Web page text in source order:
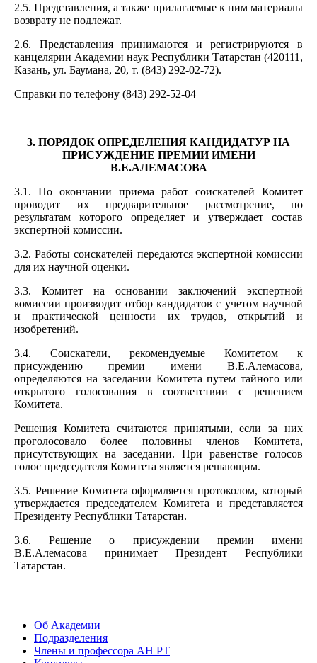
2.5. Представления, а также прилагаемые к ним материалы
возврату не подлежат.
2.6. Представления принимаются и регистрируются в
канцелярии Академии наук Республики Татарстан (420111,
Казань, ул. Баумана, 20, т. (843) 292-02-72).
Справки по телефону (843) 292-52-04
3. ПОРЯДОК ОПРЕДЕЛЕНИЯ КАНДИДАТУР НА
ПРИСУЖДЕНИЕ ПРЕМИИ ИМЕНИ
В.Е.АЛЕМАСОВА
3.1. По окончании приема работ соискателей Комитет
проводит их предварительное рассмотрение, по
результатам которого определяет и утверждает состав
экспертной комиссии.
3.2. Работы соискателей передаются экспертной комиссии
для их научной оценки.
3.3. Комитет на основании заключений экспертной
комиссии производит отбор кандидатов с учетом научной
и практической ценности их трудов, открытий и
изобретений.
3.4. Соискатели, рекомендуемые Комитетом к
присуждению премии имени В.Е.Алемасова,
определяются на заседании Комитета путем тайного или
открытого голосования в соответствии с решением
Комитета.
Решения Комитета считаются принятыми, если за них
проголосовало более половины членов Комитета,
присутствующих на заседании. При равенстве голосов
голос председателя Комитета является решающим.
3.5. Решение Комитета оформляется протоколом, который
утверждается председателем Комитета и представляется
Президенту Республики Татарстан.
3.6. Решение о присуждении премии имени
В.Е.Алемасова принимает Президент Республики
Татарстан.
Об Академии
Подразделения
Члены и профессора АН РТ